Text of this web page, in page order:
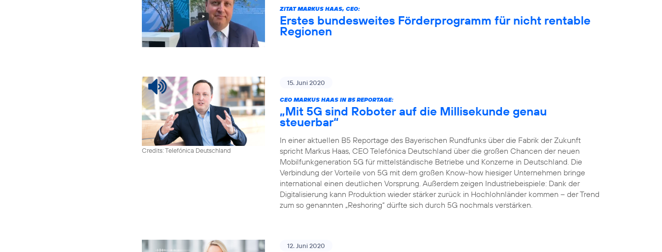
ZITAT MARKUS HAAS, CEO:
Erstes bundesweites Förderprogramm für nicht rentable
Regionen
Credits: Telefónica Deutschland
15. Juni 2020
CEO MARKUS HAAS IN B5 REPORTAGE:
„Mit 5G sind Roboter auf die Millisekunde genau
steuerbar“
In einer aktuellen B5 Reportage des Bayerischen Rundfunks über die Fabrik der Zukunft
spricht Markus Haas, CEO Telefónica Deutschland über die großen Chancen der neuen
Mobilfunkgeneration 5G für mittelständische Betriebe und Konzerne in Deutschland. Die
Verbindung der Vorteile von 5G mit dem großen Know-how hiesiger Unternehmen bringe
international einen deutlichen Vorsprung. Außerdem zeigen Industriebeispiele: Dank der
Digitalisierung kann Produktion wieder stärker zurück in Hochlohnländer kommen – der Trend
zum so genannten „Reshoring“ dürfte sich durch 5G nochmals verstärken.
12. Juni 2020